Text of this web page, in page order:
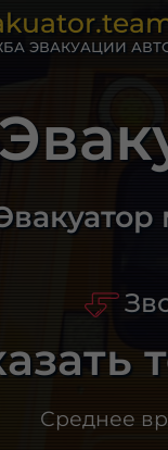
ЭВАКУАЦИИ
Среднее